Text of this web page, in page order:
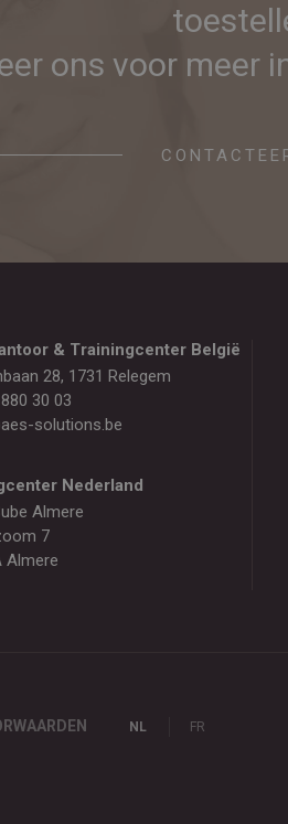
ons voor meer
& Trainingcenter België
28, 1731 Relegem
30 03
solutions.be
Nederland
Almere
7
Almere
NL FR